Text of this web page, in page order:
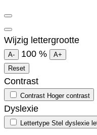
Wijzig lettergrootte
A- 100 %
A+
Reset
Contrast
Contrast Hoger contrast
Dyslexie
Lettertype Stel dyslexie